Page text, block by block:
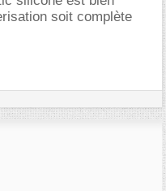
soit complète